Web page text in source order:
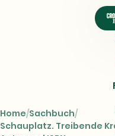
Home Sachbuch
Schauplatz. Treibende